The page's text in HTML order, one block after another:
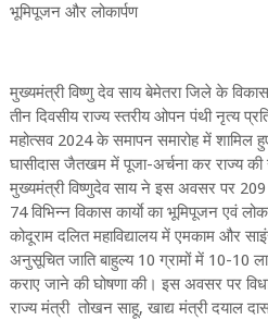
भूमिपूजन और लोकार्पण
मुख्यमंत्री विष्णु देव साय बेमेतरा जिले के
तीन दिवसीय राज्य स्तरीय ओपन पंथी नृत्य
महोत्सव 2024 के समापन समारोह में शामिल
घासीदास जैतखम में पूजा-अर्चना कर राज्य की
मुख्यमंत्री विष्णुदेव साय ने इस अवसर पर
74 विभिन्न विकास कार्याे का भूमिपूजन एवं
कोदूराम दलित महाविद्यालय में एमकाम और
अनुसूचित जाति बाहुल्य 10 ग्रामों में 10-10
कराए जाने की घोषणा की। इस अवसर पर
राज्य मंत्री तोखन साहू, खाद्य मंत्री दयाल